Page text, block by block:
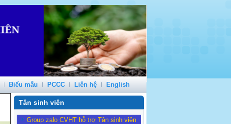
Biểu mẫu PCCC Liên hệ English
Tân sinh viên
Group zalo CVHT hỗ trợ Tân sinh viên